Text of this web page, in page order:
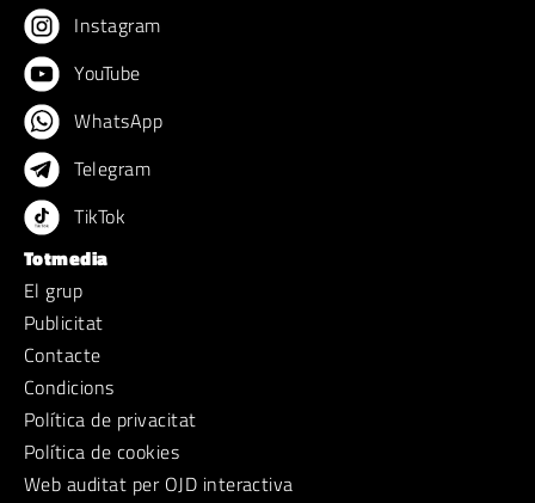
Instagram
YouTube
WhatsApp
Telegram
TikTok
Totmedia
El grup
Publicitat
Contacte
Condicions
Política de privacitat
Política de cookies
Web auditat per OJD interactiva